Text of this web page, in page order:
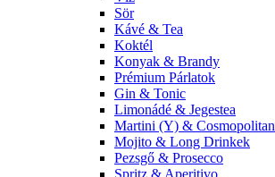
Sör
Kávé & Tea
Koktél
Konyak & Brandy
Prémium Párlatok
Gin & Tonic
Limonádé & Jegestea
Martini (Y) & Cosmopolitan
Mojito & Long Drinkek
Pezsgő & Prosecco
Spritz & Aperitivo